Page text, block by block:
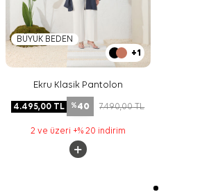
BÜYÜK BEDEN
+1
Ekru Klasik Pantolon
4.495,00 TL %40 7.490,00TL
2 ve üzeri +% 20 indirim